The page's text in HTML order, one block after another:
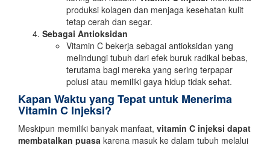
produksi kolagen dan menjaga kesehatan kulit
tetap cerah dan segar.
Sebagai Antioksidan
Vitamin C bekerja sebagai antioksidan yang
melindungi tubuh dari efek buruk radikal bebas,
terutama bagi mereka yang sering terpapar
polusi atau memiliki gaya hidup tidak sehat.
Kapan Waktu yang Tepat untuk Menerima
Vitamin C Injeksi?
Meskipun memiliki banyak manfaat, vitamin C injeksi dapat
membatalkan puasa karena masuk ke dalam tubuh melalui